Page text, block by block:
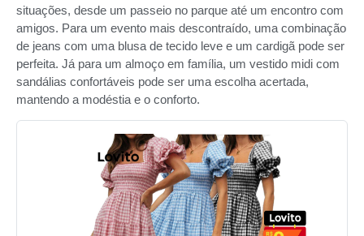
situações, desde um passeio no parque até um encontro com
amigos. Para um evento mais descontraído, uma combinação
de jeans com uma blusa de tecido leve e um cardigã pode ser
perfeita. Já para um almoço em família, um vestido midi com
sandálias confortáveis pode ser uma escolha acertada,
mantendo a modéstia e o conforto.